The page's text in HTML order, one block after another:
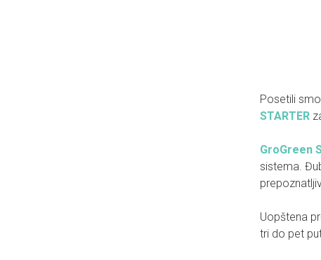
Posetili
STARTER
GroGreen
sistema.
Uopštena
tri do pet